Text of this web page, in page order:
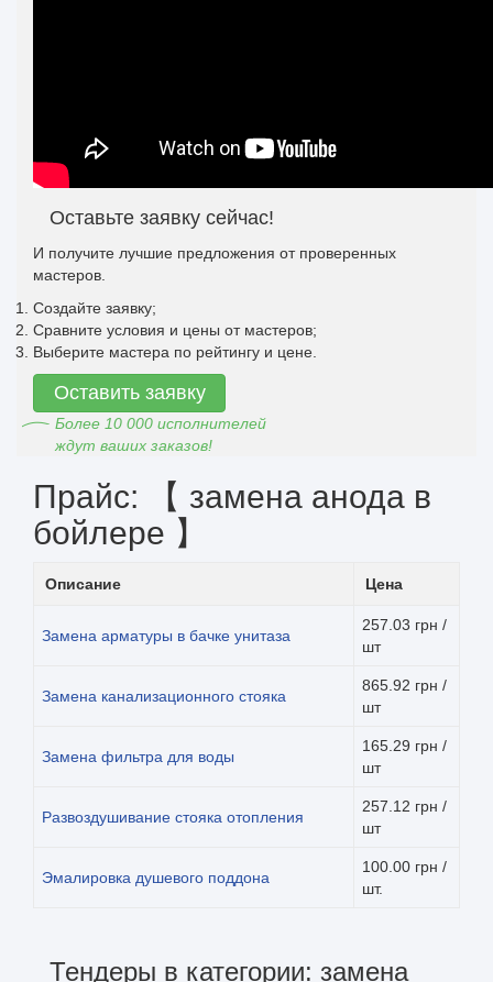
Оставьте заявку сейчас!
И получите лучшие предложения от проверенных
мастеров.
Создайте заявку;
Сравните условия и цены от мастеров;
Выберите мастера по рейтингу и цене.
Оставить заявку
Более 10 000 исполнителей
ждут ваших заказов!
Прайс: 【 замена анода в
бойлере 】
Описание Цена
Замена арматуры в бачке унитаза
257.03 грн /
шт
Замена канализационного стояка
865.92 грн /
шт
Замена фильтра для воды
165.29 грн /
шт
Развоздушивание стояка отопления
257.12 грн /
шт
Эмалировка душевого поддона
100.00 грн /
шт.
Тендеры в категории: замена